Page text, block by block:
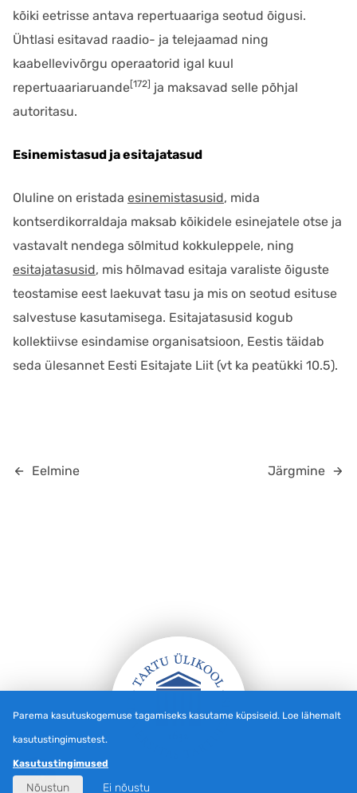
kõiki eetrisse antava repertuaariga seotud õigusi.
Ühtlasi esitavad raadio- ja telejaamad ning
kaabellevivõrgu operaatorid igal kuul
repertuaariaruande[172] ja maksavad selle põhjal
autoritasu.
Esinemistasud ja esitajatasud
Oluline on eristada esinemistasusid, mida
kontserdikorraldaja maksab kõikidele esinejatele otse ja
vastavalt nendega sõlmitud kokkuleppele, ning
esitajatasusid, mis hõlmavad esitaja varaliste õiguste
teostamise eest laekuvat tasu ja mis on seotud esituse
salvestuse kasutamisega. Esitajatasusid kogub
kollektiivse esindamise organisatsioon, Eestis täidab
seda ülesannet Eesti Esitajate Liit (vt ka peatükki 10.5).
Eelmine Järgmine
Jalus
Parema kasutuskogemuse tagamiseks kasutame küpsiseid. Loe lähemalt
kasutustingimustest.
Kasutustingimused
Nõustun Ei nõustu